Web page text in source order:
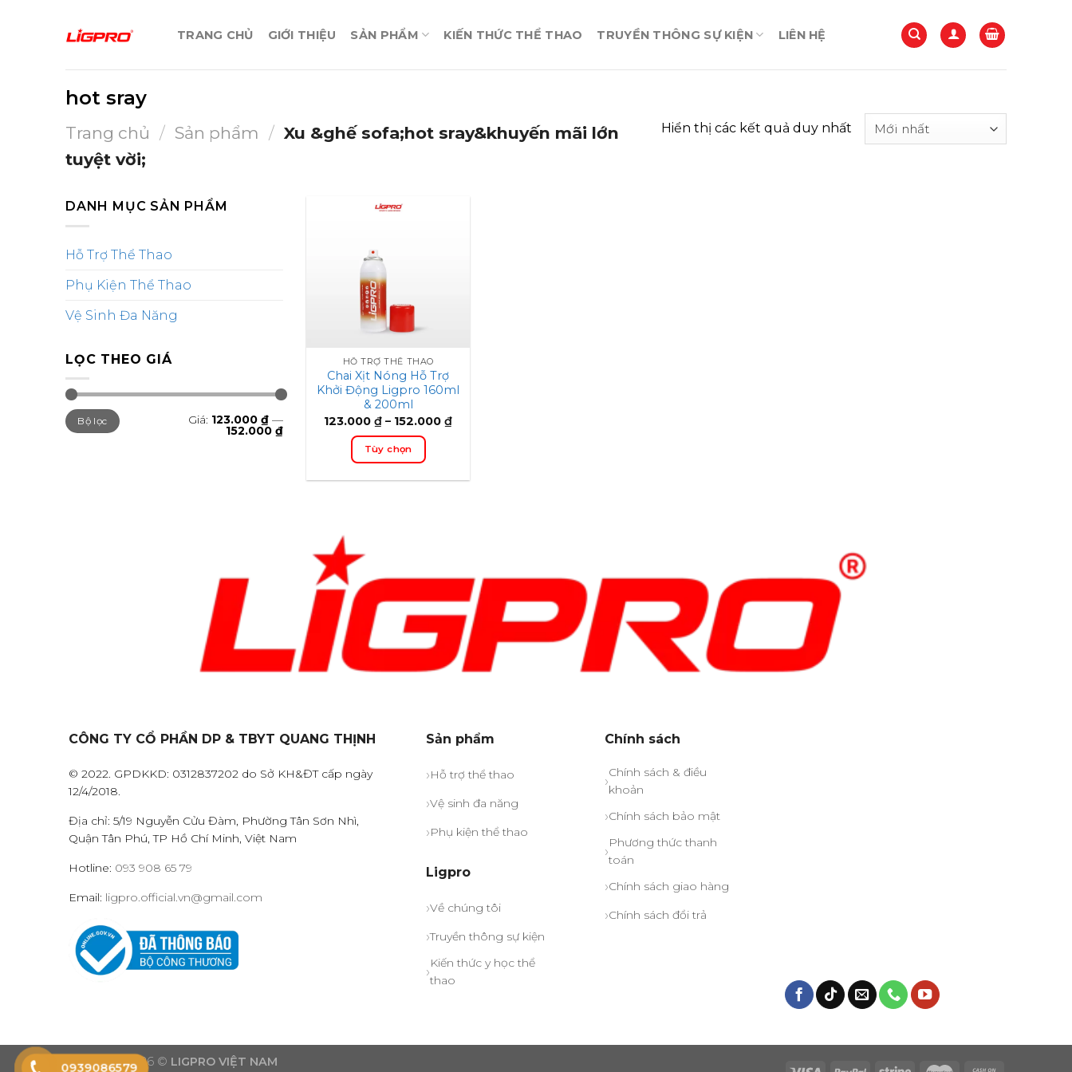
TRANG CHỦ GIỚI THIỆU SẢN PHẨM KIẾN THỨC THỂ THAO TRUYỀN THÔNG SỰ KIỆN LIÊN HỆ
hot sray
Trang chủ / Sản phẩm / Xu &ghế sofa;hot sray&khuyến mãi lớn
tuyệt vời;
Hiển thị các kết quả duy nhất
DANH MỤC SẢN PHẨM
Hỗ Trợ Thể Thao
Phụ Kiện Thể Thao
Vệ Sinh Đa Năng
LỌC THEO GIÁ
Min
giá
Max
giáBộ lọc Giá: 123.000 ₫—
152.000 ₫
HỖ TRỢ THỂ THAO
Chai Xịt Nóng Hỗ Trợ
Khởi Động Ligpro 160ml
& 200ml
123.000₫ – 152.000₫Price
Tùy chọn
thể.
Các
tùy
chọn,
thể
CÔNG TY CỔ PHẦN DP & TBYT QUANG THỊNH
© 2022. GPDKKD: 0312837202 do Sở KH&ĐT cấp ngày
12/4/2018.
Địa chỉ: 5/19 Nguyễn Cửu Đàm, Phường Tân Sơn Nhì,
Quận Tân Phú, TP Hồ Chí Minh, Việt Nam
Hotline: 093 908 65 79
Email: ligpro.official.vn@gmail.com
Sản phẩm
Hỗ trợ thể thao
Vệ sinh đa năng
Phụ kiện thể thao
Ligpro
Về chúng tôi
Truyền thông sự kiện
Kiến thức y học thể
thao
Chính sách
Chính sách & điều
khoản
Chính sách bảo mật
Phương thức thanh
toán
Chính sách giao hàng
Chính sách đổi trả
Copyright 2026 © LIGPRO VIỆT NAM
0939086579